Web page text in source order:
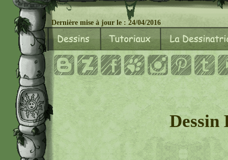
Dernière mise à
Dessin